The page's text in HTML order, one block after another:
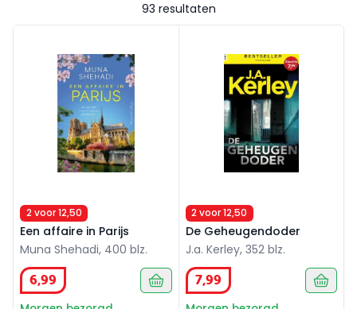
93 resultaten
2 voor 12,50
Een affaire in Parijs
Muna Shehadi, 400 blz.
6,99
2 voor 12,50
De Geheugendoder
J.a. Kerley, 352 blz.
7,99